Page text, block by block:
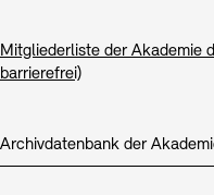
Mitgliederliste der Akademie
barrierefrei)
Archivdatenbank der